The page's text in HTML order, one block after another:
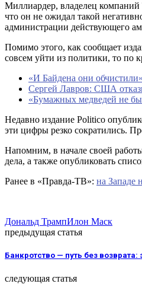
Миллиардер, владелец компаний
что он не ожидал такой
администрации действующего
Помимо этого, как сообщает
совсем уйти из политики, то по
«И Байдена они
Сергей Лавров: США
«Бумажных медведей не
Недавно издание Politico
эти цифры резко сократились.
Напомним, в начале своей
дела, а также опубликовать
Ранее в «Правда-ТВ»: на Западе
Дональд ТрампИлон Маск
предыдущая статья
Банкротство — путь без
следующая статья